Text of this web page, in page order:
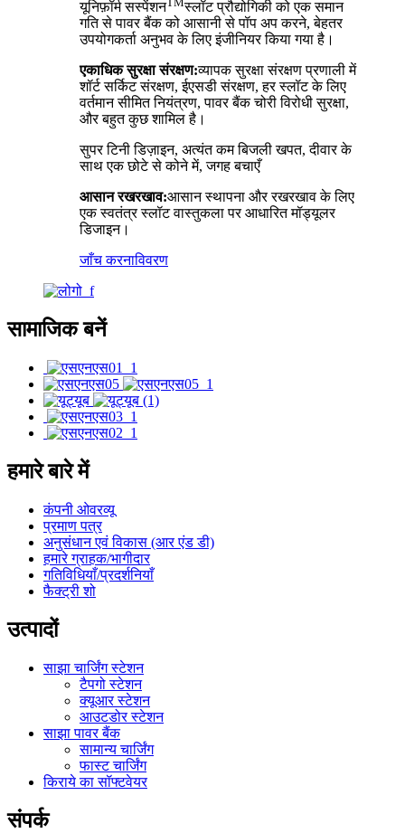
यूनिफ़ॉर्म सस्पेंशन
स्लॉट प्रौद्योगिकी को एक समान
गति से पावर बैंक को आसानी से पॉप अप करने, बेहतर
उपयोगकर्ता अनुभव के लिए इंजीनियर किया गया है।
एकाधिक सुरक्षा संरक्षण:व्यापक सुरक्षा संरक्षण प्रणाली में
शॉर्ट सर्किट संरक्षण, ईएसडी संरक्षण, हर स्लॉट के लिए
वर्तमान सीमित नियंत्रण, पावर बैंक चोरी विरोधी सुरक्षा,
और बहुत कुछ शामिल है।
सुपर टिनी डिज़ाइन, अत्यंत कम बिजली खपत, दीवार के
साथ एक छोटे से कोने में, जगह बचाएँ
आसान रखरखाव:आसान स्थापना और रखरखाव के लिए
एक स्वतंत्र स्लॉट वास्तुकला पर आधारित मॉड्यूलर
डिजाइन।
जाँच करनाविवरण
सामाजिक बनें
हमारे बारे में
कंपनी ओवरव्यू
प्रमाण पत्र
अनुसंधान एवं विकास (आर एंड डी)
हमारे ग्राहक/भागीदार
गतिविधियाँ/प्रदर्शनियाँ
फैक्ट्री शो
उत्पादों
साझा चार्जिंग स्टेशन
टैपगो स्टेशन
क्यूआर स्टेशन
आउटडोर स्टेशन
साझा पावर बैंक
सामान्य चार्जिंग
फास्ट चार्जिंग
किराये का सॉफ्टवेयर
संपर्क